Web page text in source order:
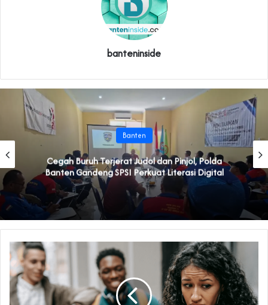
banteninside
Banten
Cegah Buruh Terjerat Judol dan Pinjol, Polda
Banten Gandeng SPSI Perkuat Literasi Digital